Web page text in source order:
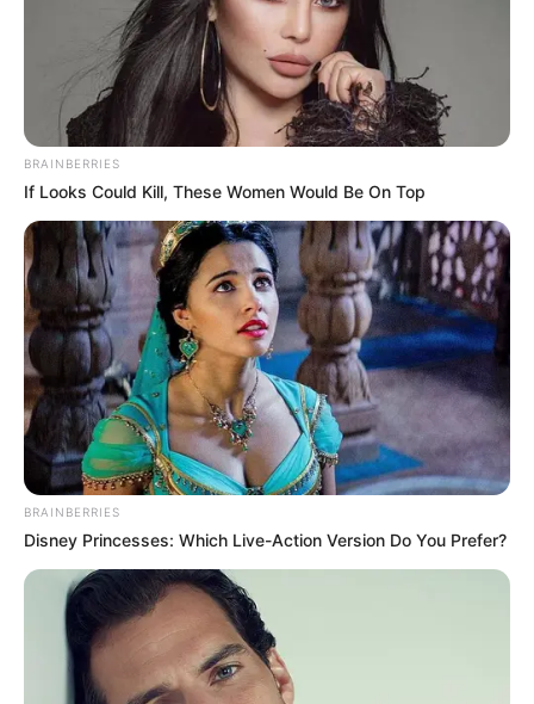
BRAINBERRIES
If Looks Could Kill, These Women Would Be On Top
BRAINBERRIES
Disney Princesses: Which Live-Action Version Do You Prefer?